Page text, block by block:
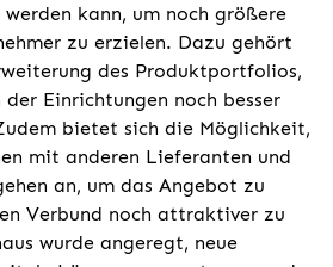
kann, um noch größere
zu erzielen. Dazu gehört
des Produktportfolios,
der Einrichtungen noch besser
bietet sich die Möglichkeit,
mit anderen Lieferanten und
an, um das Angebot zu
Verbund noch attraktiver zu
wurde angeregt, neue